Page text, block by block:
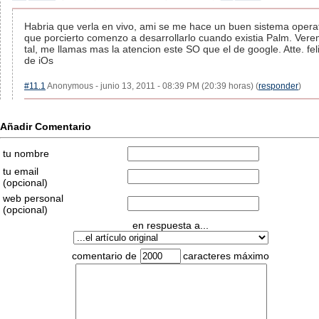
Habria que verla en vivo, ami se me hace un buen sistema
que porcierto comenzo a desarrollarlo cuando existia Palm.
tal, me llamas mas la atencion este SO que el de google. Atte.
de iOs
#11.1 Anonymous - junio 13, 2011 - 08:39 PM (20:39 horas) (responder)
Añadir Comentario
tu nombre
tu email
(opcional)
web personal
(opcional)
en respuesta a...
comentario de caracteres máximo